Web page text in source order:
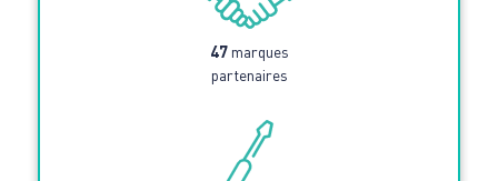
47marques
partenaires